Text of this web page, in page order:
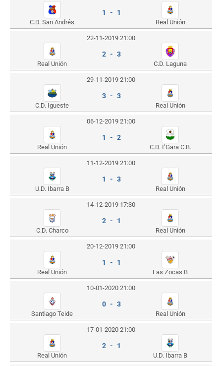
C.D. San Andrés
1 - 1
Real Unión
22-11-2019 21:00
Real Unión
2 - 3
C.D. Laguna
29-11-2019 21:00
C.D. Igueste
3 - 3
Real Unión
06-12-2019 21:00
Real Unión
1 - 2
C.D. I’Gara C.B.
11-12-2019 21:00
U.D. Ibarra B
1 - 3
Real Unión
14-12-2019 17:30
C.D. Charco
2 - 1
Real Unión
20-12-2019 21:00
Real Unión
1 - 1
Las Zocas B
10-01-2020 21:00
Santiago Teide
0 - 3
Real Unión
17-01-2020 21:00
Real Unión
2 - 1
U.D. Ibarra B